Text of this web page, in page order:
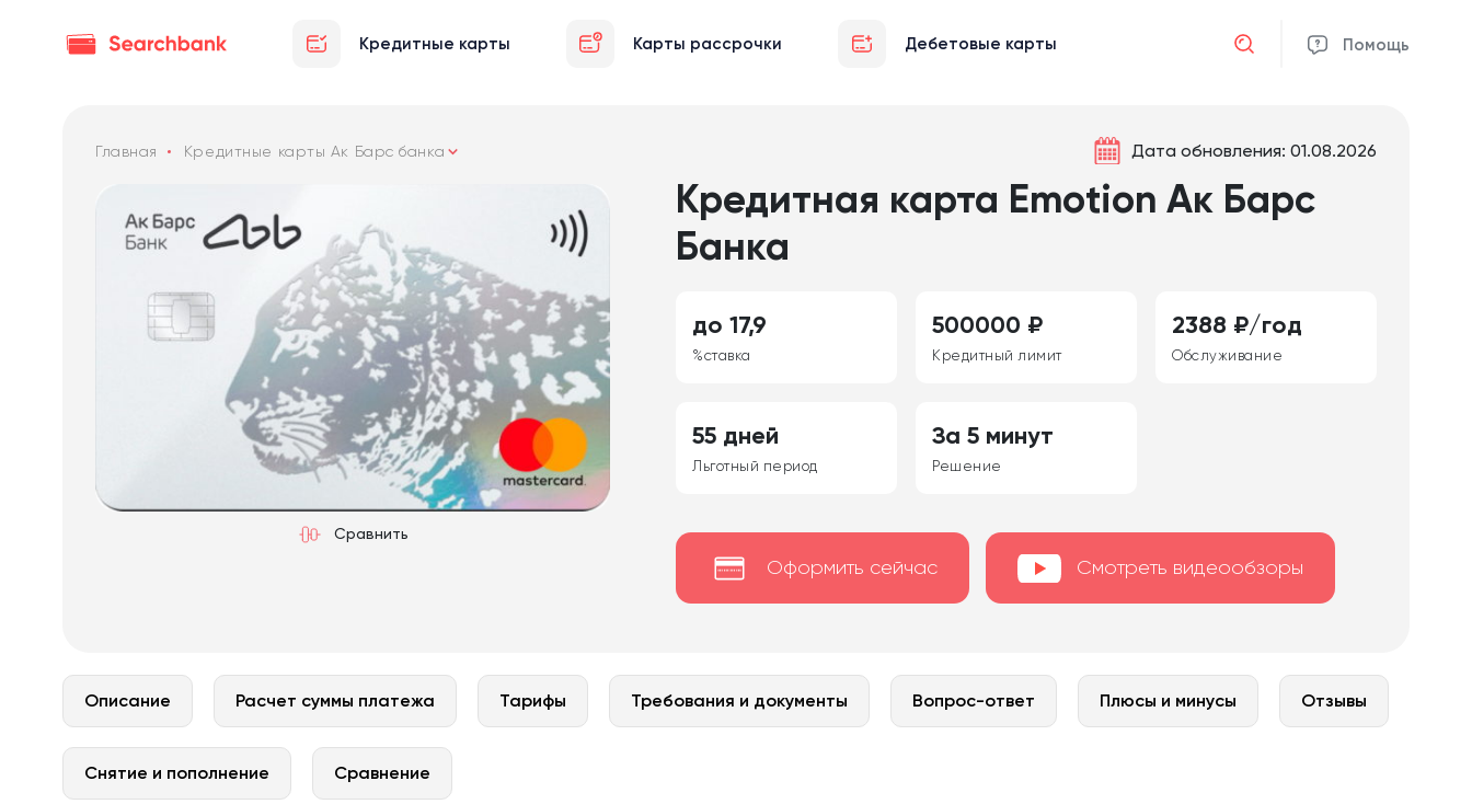
Кредитные карты Карты рассрочки Дебетовые карты Помощь
Отмена
Главная Кредитные карты Ак Барс банка
Сравнить
Дата обновления: 01.08.2026
Кредитная карта Emotion Ак Барс
Банка
до 17,9
%ставка
500000 ₽
Кредитный лимит
2388 ₽/год
Обслуживание
55 дней
Льготный период
За 5 минут
Решение
Оформить сейчас Смотреть видеообзоры
Описание Расчет суммы платежа Тарифы Требования и документы Вопрос-ответ Плюсы и минусы Отзывы
Снятие и пополнение Сравнение